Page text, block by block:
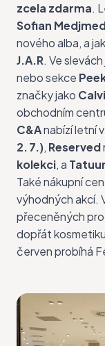
zcela zdarma.
Sofian
nového alba, a
J.A.R. Ve
nebo sekce
značky jako
obchodním
C&Anabízí letní
2. 7.), Reserved
kolekci, a
Také nákupní
výhodných akcí.
přeceněných
dopřát
červen probíhá